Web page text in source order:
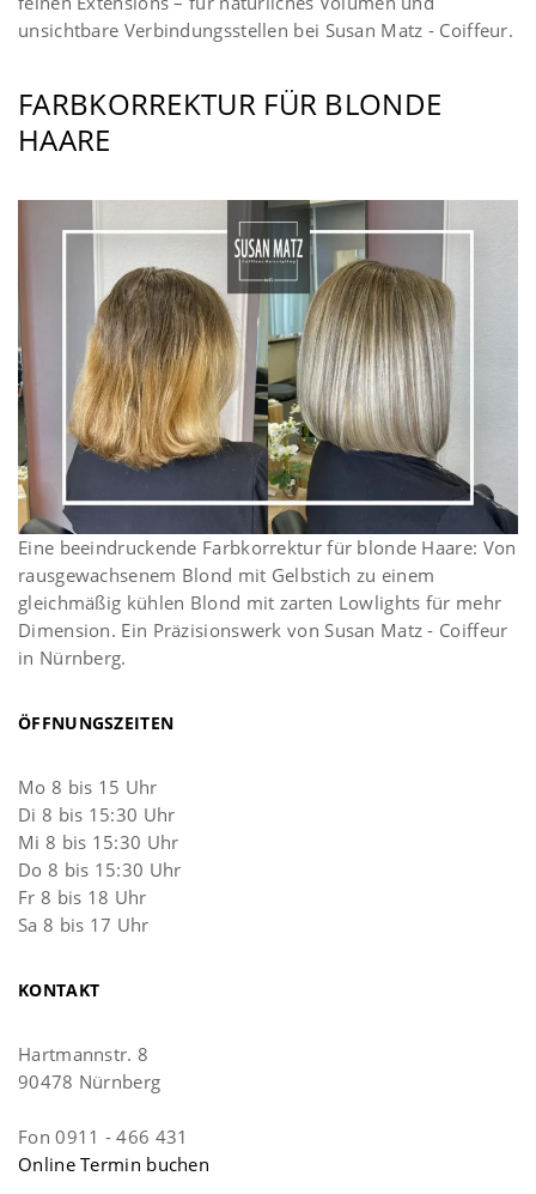
unsichtbare Verbindungsstellen bei Susan Matz - Coiffeur.
FARBKORREKTUR FÜR BLONDE
HAARE
Eine beeindruckende Farbkorrektur für blonde Haare: Von
rausgewachsenem Blond mit Gelbstich zu einem
gleichmäßig kühlen Blond mit zarten Lowlights für mehr
Dimension. Ein Präzisionswerk von Susan Matz - Coiffeur
in Nürnberg.
ÖFFNUNGSZEITEN
Mo 8 bis 15 Uhr
Di 8 bis 15:30 Uhr
Mi 8 bis 15:30 Uhr
Do 8 bis 15:30 Uhr
Fr 8 bis 18 Uhr
Sa 8 bis 17 Uhr
KONTAKT
Hartmannstr. 8
90478 Nürnberg
Fon 0911 - 466 431
Online Termin buchen